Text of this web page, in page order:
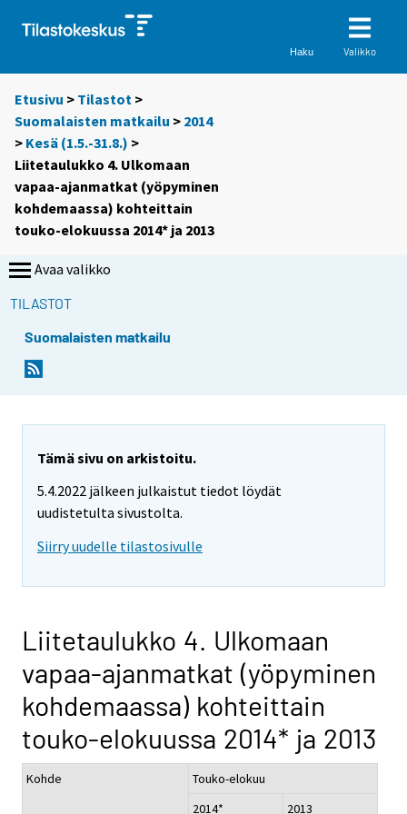
Haku Valikko
Etusivu > Tilastot >
Suomalaisten matkailu > 2014
> Kesä (1.5.-31.8.) >
Liitetaulukko 4. Ulkomaan
vapaa-ajanmatkat (yöpyminen
kohdemaassa) kohteittain
touko-elokuussa 2014* ja 2013
Avaa valikko
TILASTOT
Suomalaisten matkailu
Tämä sivu on arkistoitu.
5.4.2022 jälkeen julkaistut tiedot löydät
uudistetulta sivustolta.
Siirry uudelle tilastosivulle
Liitetaulukko 4. Ulkomaan
vapaa-ajanmatkat (yöpyminen
kohdemaassa) kohteittain
touko-elokuussa 2014* ja 2013
Kohde
Touko-elokuu
2014*
2013